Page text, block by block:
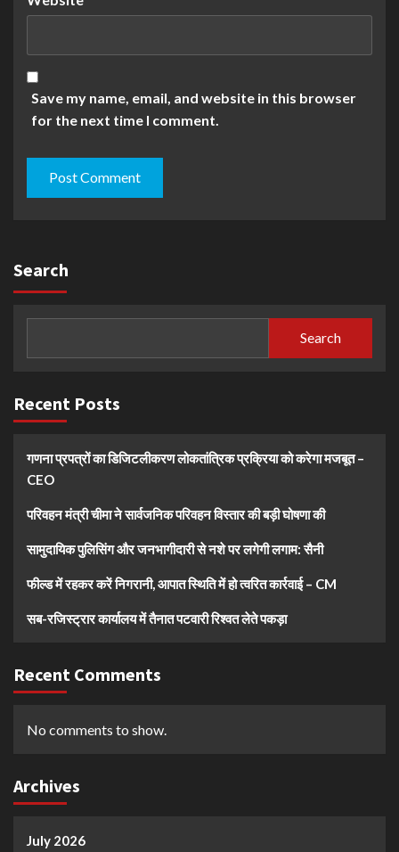
Save my name, email, and website in this browser
for the next time I comment.
Search
Search
Recent Posts
गणना प्रपत्रों का डिजिटलीकरण लोकतांत्रिक प्रक्रिया को करेगा मजबूत –
CEO
परिवहन मंत्री चीमा ने सार्वजनिक परिवहन विस्तार की बड़ी घोषणा की
सामुदायिक पुलिसिंग और जनभागीदारी से नशे पर लगेगी लगाम: सैनी
फील्ड में रहकर करें निगरानी, आपात स्थिति में हो त्वरित कार्रवाई – CM
सब-रजिस्ट्रार कार्यालय में तैनात पटवारी रिश्वत लेते पकड़ा
Recent Comments
No comments to show.
Archives
July 2026